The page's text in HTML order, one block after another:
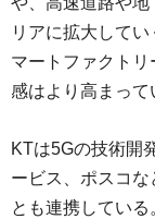
リアに拡大して
マートファクト
感はより高まって
KTは5Gの技術開
ービス、ポスコ
とも連携している